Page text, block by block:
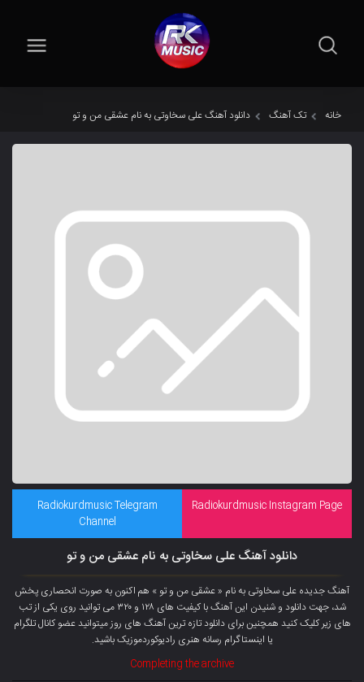
خانه تک آهنگ دانلود آهنگ علی سخاوتی به نام عشقی من و تو
Radiokurdmusic Instagram Page
Radiokurdmusic Telegram
Channel
دانلود آهنگ علی سخاوتی به نام عشقی من و تو
آهنگ جدیده علی سخاوتی به نام « عشقی من و تو » هم اکنون به صورت انحصاری پخش
شد، جهت دانلود و شنیدن این آهنگ با کیفیت های ۱۲۸ و ۳۲۰ می توانید روی یکی از تب
های زیر کلیک کنید همچنین برای دانلود تازه ترین آهنگ های روز میتوانید عضوکانال تلگرام
یا اینستاگرام رسانه هنری رادیوکوردموزیک باشید.
Completing the archive